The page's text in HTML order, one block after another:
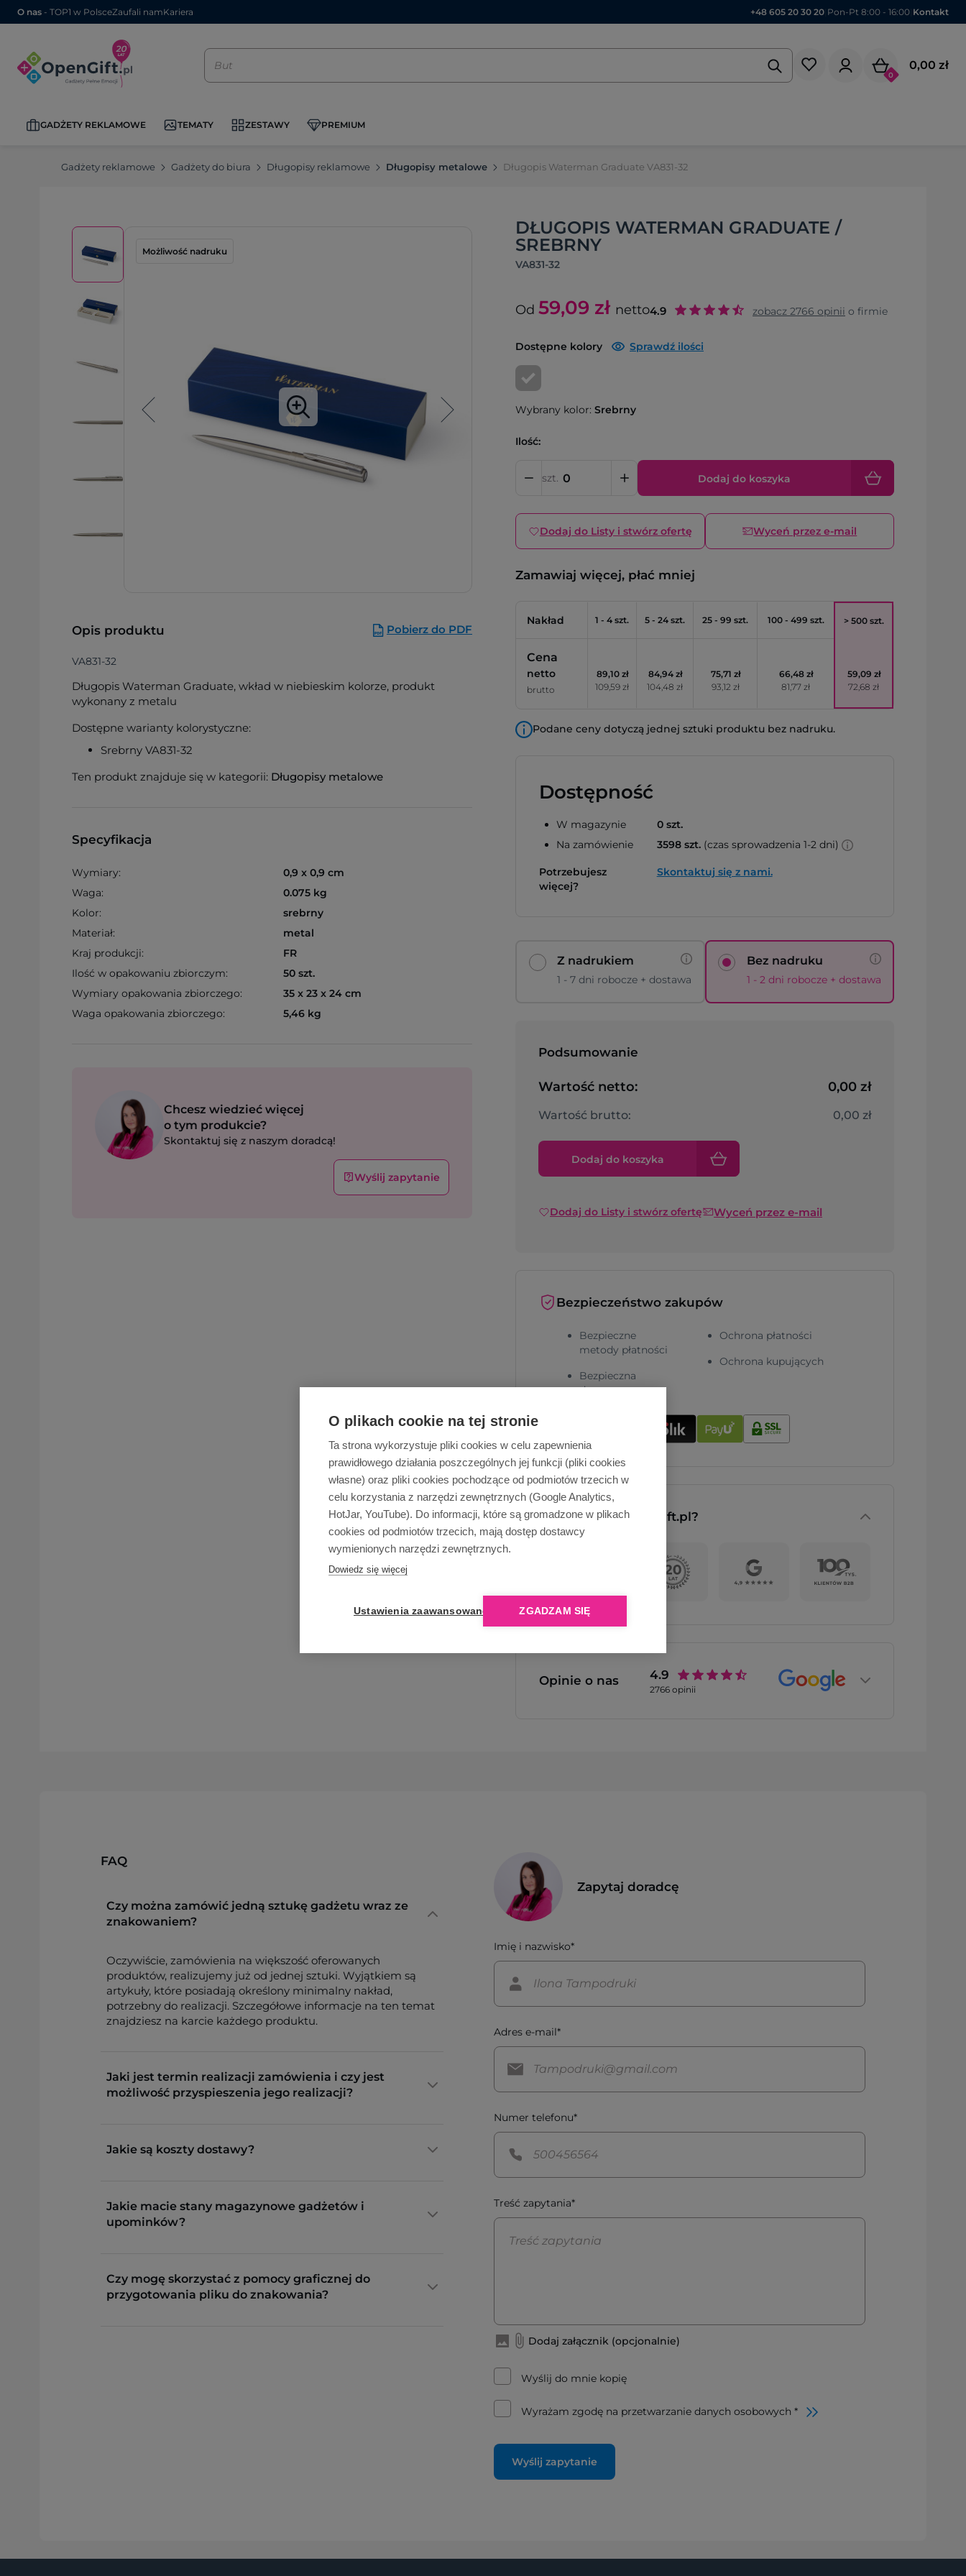
O plikach cookie na tej stronie
Ta strona wykorzystuje pliki cookies w celu zapewnienia
prawidłowego działania poszczególnych jej funkcji (pliki cookies
własne) oraz pliki cookies pochodzące od podmiotów trzecich w
celu korzystania z narzędzi zewnętrznych (Google Analytics,
HotJar, YouTube). Do informacji, które są gromadzone w plikach
cookies od podmiotów trzecich, mają dostęp dostawcy
wymienionych narzędzi zewnętrznych.
Dowiedz się więcej
Ustawienia zaawansowane ZGADZAM SIĘ
O nas - TOP1 w PolsceZaufali namKariera +48 605 20 30 20 Pon-Pt 8:00 - 16:00 Kontakt
0
0,00 zł
GADŻETY REKLAMOWE TEMATY ZESTAWY PREMIUM
Gadżety reklamowe Gadżety do biura Długopisy reklamowe Długopisy metalowe Długopis Waterman Graduate VA831-32
DŁUGOPIS WATERMAN GRADUATE /
SREBRNY
VA831-32
Możliwość nadruku
Opis produktu Pobierz do PDF
VA831-32
Długopis Waterman Graduate, wkład w niebieskim kolorze, produkt
wykonany z metalu
Dostępne warianty kolorystyczne:
Srebrny VA831-32
Ten produkt znajduje się w kategorii: Długopisy metalowe
Specyfikacja
Wymiary:
0,9 x 0,9 cm
Waga:
0.075 kg
Kolor:
srebrny
Materiał:
metal
Kraj produkcji:
FR
Ilość w opakowaniu zbiorczym:
50 szt.
Wymiary opakowania zbiorczego:
35 x 23 x 24 cm
Waga opakowania zbiorczego:
5,46 kg
Chcesz wiedzieć więcej
o tym produkcie?
Skontaktuj się z naszym doradcą!
Wyślij zapytanie
Od 59,09 zł netto4.9 zobacz 2766 opinii o firmie
Dostępne kolory Sprawdź ilości
Wybrany kolor: Srebrny
Ilość:
szt. Dodaj do koszyka
Dodaj do Listy i stwórz ofertę Wyceń przez e-mail
Zamawiaj więcej, płać mniej
Nakład 1 - 4 szt. 5 - 24 szt. 25 - 99 szt. 100 - 499 szt. > 500 szt.
Cena
netto
brutto
89,10 zł
109,59 zł
84,94 zł
104,48 zł
75,71 zł
93,12 zł
66,48 zł
81,77 zł
59,09 zł
72,68 zł
Podane ceny dotyczą jednej sztuki produktu bez nadruku.
Dostępność
W magazynie
Na zamówienie
0 szt.
3598 szt.(czas sprowadzenia 1-2 dni)
Potrzebujesz
więcej?
Skontaktuj się z nami.
Z nadrukiem
1 - 7 dni robocze + dostawa
Bez nadruku
1 - 2 dni robocze + dostawa
Podsumowanie
Wartość netto: 0,00 zł
Wartość brutto: 0,00 zł
Dodaj do koszyka
Dodaj do Listy i stwórz ofertę Wyceń przez e-mail
Bezpieczeństwo zakupów
Bezpieczne
metody płatności
Bezpieczna
dostawa
Ochrona płatności
Ochrona kupujących
Dlaczego OpenGift.pl?
Opinie o nas 4.9
2766opinii
FAQ
Czy można zamówić jedną sztukę gadżetu wraz ze
znakowaniem?
Oczywiście, zamówienia na większość oferowanych
produktów, realizujemy już od jednej sztuki. Wyjątkiem są
artykuły, które posiadają określony minimalny nakład,
potrzebny do realizacji. Szczegółowe informacje na ten temat
znajdziesz na karcie każdego produktu.
Jaki jest termin realizacji zamówienia i czy jest
możliwość przyspieszenia jego realizacji?
Jakie są koszty dostawy?
Jakie macie stany magazynowe gadżetów i
upominków?
Czy mogę skorzystać z pomocy graficznej do
przygotowania pliku do znakowania?
Zapytaj doradcę
Imię i nazwisko*
Adres e-mail*
Numer telefonu*
Treść zapytania*
Dodaj załącznik (opcjonalnie)
Wyślij do mnie kopię
Wyrażam zgodę na przetwarzanie danych osobowych *
Wyślij zapytanie